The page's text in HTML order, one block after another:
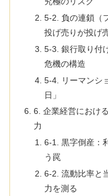
5-2. 負の連鎖（
投げ売りが投げ
5-3. 銀行取り付
危機の構造
5-4. リーマンシ
日」
6. 企業経営におけ
力
6-1. 黒字倒産：
う罠
6-2. 流動比率と
力を測る